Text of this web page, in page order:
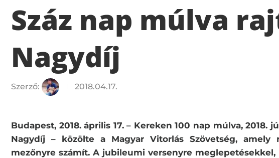
Száz nap múlva
Nagydíj
Szerző: 2018.04.17.
Budapest, 2018. április 17. – Kereken 100 nap múlva, 2018.
Nagydíj – közölte a Magyar Vitorlás Szövetség,
mezőnyre számít. A jubileumi versenyre